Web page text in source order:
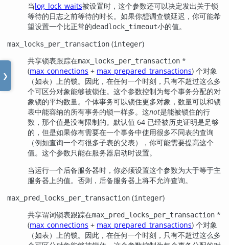
❯
当log_lock_waits被设置时，这个参数还可以决定发出关于锁
等待的日志之前等待的时长。如果你想调查锁延迟，你可能希
望设置一个比正常的deadlock_timeout小的值。
max_locks_per_transaction (integer)
共享锁表跟踪在max_locks_per_transaction *
(max_connections + max_prepared_transactions) 个对象
（如表）上的锁。因此，在任何一个时刻，只有不超过这么多
个可区分对象能够被锁住。这个参数控制为每个事务分配的对
象锁的平均数量。个体事务可以锁住更多对象，数量可以和锁
表中能容纳的所有事务的锁一样多。这not是能被锁住的行
数，那个值是没有限制的。默认值 64 已经被历史证明是足够
的，但是如果你有需要在一个事务中使用很多不同表的查询
（例如查询一个有很多子表的父表），你可能需要提高这个
值。这个参数只能在服务器启动时设置。
当运行一个后备服务器时，你必须设置这个参数为大于等于主
服务器上的值。否则，后备服务器上将不允许查询。
max_pred_locks_per_transaction (integer)
共享谓词锁表跟踪在max_pred_locks_per_transaction *
(max_connections + max_prepared_transactions) 个对象
（如表）上的锁。因此，在任何一个时刻，只有不超过这么多